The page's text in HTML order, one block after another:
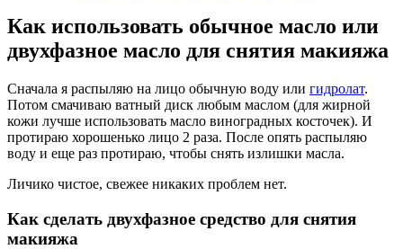
Как использовать обычное масло или
двухфазное масло для снятия макияжа
Сначала я распыляю на лицо обычную воду или гидролат.
Потом смачиваю ватный диск любым маслом (для жирной
кожи лучше использовать масло виноградных косточек). И
протираю хорошенько лицо 2 раза. После опять распыляю
воду и еще раз протираю, чтобы снять излишки масла.
Личико чистое, свежее никаких проблем нет.
Как сделать двухфазное средство для снятия
макияжа